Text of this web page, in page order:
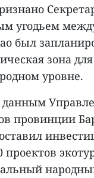
угодьем
был
зона
уровне.
провинции